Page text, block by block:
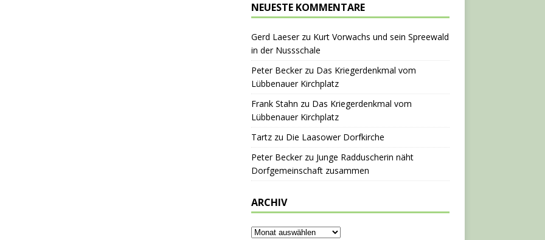
NEUESTE KOMMENTARE
Gerd Laeserzu Kurt Vorwachs und sein Spreewald
in der Nussschale
Peter Beckerzu Das Kriegerdenkmal vom
Lübbenauer Kirchplatz
Frank Stahn zu Das Kriegerdenkmal vom
Lübbenauer Kirchplatz
Tartzzu Die Laasower Dorfkirche
Peter Beckerzu Junge Radduscherin näht
Dorfgemeinschaft zusammen
ARCHIV